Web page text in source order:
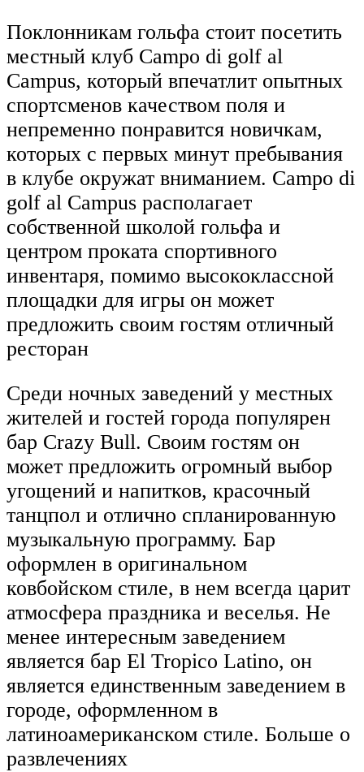
Поклонникам гольфа стоит посетить
местный клуб Campo di golf al
Campus, который впечатлит опытных
спортсменов качеством поля и
непременно понравится новичкам,
которых с первых минут пребывания
в клубе окружат вниманием. Campo di
golf al Campus располагает
собственной школой гольфа и
центром проката спортивного
инвентаря, помимо высококлассной
площадки для игры он может
предложить своим гостям отличный
ресторан
Среди ночных заведений у местных
жителей и гостей города популярен
бар Crazy Bull. Своим гостям он
может предложить огромный выбор
угощений и напитков, красочный
танцпол и отлично спланированную
музыкальную программу. Бар
оформлен в оригинальном
ковбойском стиле, в нем всегда царит
атмосфера праздника и веселья. Не
менее интересным заведением
является бар El Tropico Latino, он
является единственным заведением в
городе, оформленном в
латиноамериканском стиле. Больше о
развлечениях